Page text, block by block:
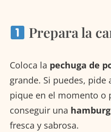
Prepara la
Coloca la pechuga de
grande. Si puedes, pide
pique en el momento o
conseguir una
fresca y sabrosa.